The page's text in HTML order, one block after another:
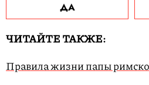
ДА
ЧИТАЙТЕ ТАКЖЕ:
Правила жизни папы